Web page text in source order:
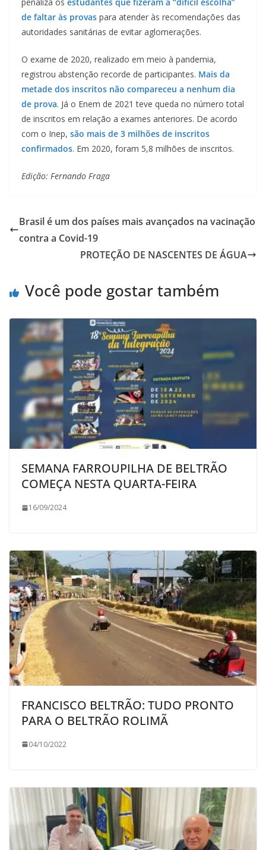
penaliza os estudantes que fizeram a “difícil escolha”
de faltar às provas para atender às recomendações das
autoridades sanitárias de evitar aglomerações.
O exame de 2020, realizado em meio à pandemia,
registrou abstenção recorde de participantes. Mais da
metade dos inscritos não compareceu a nenhum dia
de prova. Já o Enem de 2021 teve queda no número total
de inscritos em relação a exames anteriores. De acordo
com o Inep, são mais de 3 milhões de inscritos
confirmados. Em 2020, foram 5,8 milhões de inscritos.
Edição: Fernando Fraga
Brasil é um dos países mais avançados na vacinação
contra a Covid-19
PROTEÇÃO DE NASCENTES DE ÁGUA
Você pode gostar também
SEMANA FARROUPILHA DE BELTRÃO
COMEÇA NESTA QUARTA-FEIRA
16/09/2024
FRANCISCO BELTRÃO: TUDO PRONTO
PARA O BELTRÃO ROLIMÃ
04/10/2022